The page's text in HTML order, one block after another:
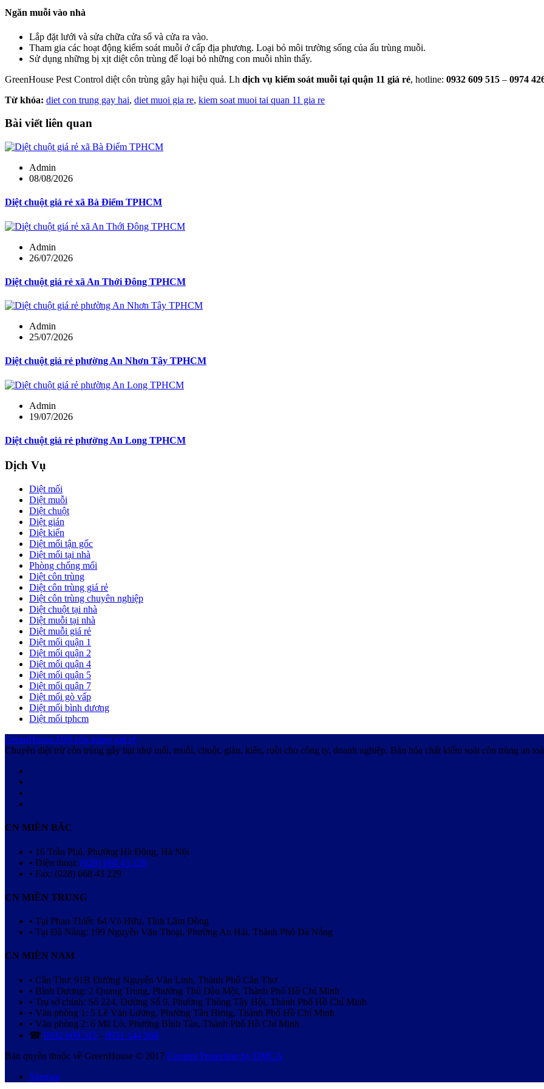
Ngăn muỗi vào nhà
Lắp đặt lưới và sửa chữa cửa sổ và cửa ra vào.
Tham gia các hoạt động kiểm soát muỗi ở cấp địa phương. Loại bỏ môi trường sống của ấu trùng muỗi.
Sử dụng những bị xịt diệt côn trùng để loại bỏ những con muỗi nhìn thấy.
GreenHouse Pest Control diệt côn trùng gây hại hiệu quả. Lh dịch vụ kiểm soát muỗi tại quận 11 giá rẻ, hotline: 0932 609 515 – 0974
Từ khóa: diet con trung gay hai, diet muoi gia re, kiem soat muoi tai quan 11 gia re
Bài viết liên quan
Admin
08/08/2026
Diệt chuột giá rẻ xã Bà Điểm TPHCM
Admin
26/07/2026
Diệt chuột giá rẻ xã An Thới Đông TPHCM
Admin
25/07/2026
Diệt chuột giá rẻ phường An Nhơn Tây TPHCM
Admin
19/07/2026
Diệt chuột giá rẻ phường An Long TPHCM
Dịch Vụ
Diệt mối
Diệt muỗi
Diệt chuột
Diệt gián
Diệt kiến
Diệt mối tận gốc
Diệt mối tại nhà
Phòng chống mối
Diệt côn trùng
Diệt côn trùng giá rẻ
Diệt côn trùng chuyên nghiệp
Diệt chuột tại nhà
Diệt muỗi tại nhà
Diệt muỗi giá rẻ
Diệt mối quận 1
Diệt mối quận 2
Diệt mối quận 4
Diệt mối quận 5
Diệt mối quận 7
Diệt mối gò vấp
Diệt mối bình dương
Diệt mối tphcm
GreenHouse Diệt côn trùng giá rẻ
Chuyên diệt trừ côn trùng gây hại như mối, muỗi, chuột, gián, kiến, ruồi cho công ty, doanh nghiệp. Bán hóa chất kiểm soát côn trùng an
CN MIỀN BẮC
• 16 Trần Phú, Phường Hà Đông, Hà Nội
• Điện thoại: (028) 668 43 228
• Fax: (028) 668 43 229
CN MIỀN TRUNG
• Tại Phan Thiết: 64 Võ Hữu, Tỉnh Lâm Đồng
• Tại Đà Nẵng: 199 Nguyễn Văn Thoại, Phường An Hải, Thành Phố Đà Nẵng
CN MIỀN NAM
• Cần Thơ: 91B Đường Nguyễn Văn Linh, Thành Phố Cần Thơ
• Bình Dương: 2 Quang Trung, Phường Thủ Dầu Một, Thành Phố Hồ Chí Minh
• Trụ sở chính: Số 224, Đường Số 9, Phường Thông Tây Hội, Thành Phố Hồ Chí Minh
• Văn phòng 1: 5 Lê Văn Lương, Phường Tân Hưng, Thành Phố Hồ Chí Minh
• Văn phòng 2: 6 Mã Lò, Phường Bình Tân, Thành Phố Hồ Chí Minh
☎ 0932 609 515 - 0931 144 568
Bản quyền thuộc về GreenHouse © 2017 Content Protection by DMCA
Sitemap